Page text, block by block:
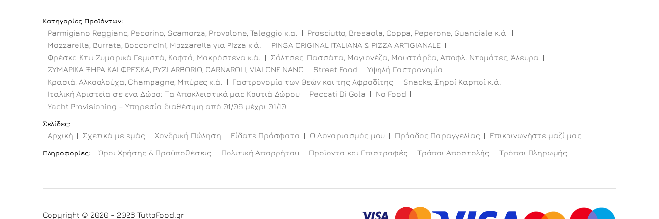
Κατηγορίες Προϊόντων:
Parmigiano Reggiano, Pecorino, Scamorza, Provolone, Taleggio κ.α.
Prosciutto, Bresaola, Coppa, Peperone, Guanciale κ.ά.
Mozzarella, Burrata, Bocconcini, Mozzarella για Pizza κ.ά.
PINSA ORIGINAL ITALIANA & PIZZA ARTIGIANALE
Φρέσκα Κτψ Ζυμαρικά Γεμιστά, Κοφτά, Μακρόστενα κ.ά.
Σάλτσες, Πασσάτα, Μαγιονέζα, Μουστάρδα, Αποφλ. Ντομάτες, Άλευρα
ΖΥΜΑΡΙΚΑ ΞΗΡΑ ΚΑΙ ΦΡΕΣΚΑ, ΡΥΖΙ ARBORIO, CARNAROLI, VIALONE NANO
Street Food
Υψηλή Γαστρονομία
Κρασιά, Αλκοολούχα, Champagne, Μπύρες κ.ά.
Γαστρονομία των Θεών και της Αφροδίτης
Snacks, Ξηροί Καρποί κ.ά.
Ιταλική Αριστεία σε ένα Δώρο: Τα Αποκλειστικά μας Κουτιά Δώρου
Peccati Di Gola
No Food
Yacht Provisioning – Υπηρεσία διαθέσιμη από 01/06 μέχρι 01/10
Σελίδες:
Αρχική Σχετικά με εμάς Χονδρική Πώληση Είδατε Πρόσφατα Ο Λογαριασμός μου Πρόοδος Παραγγελίας Επικοινωνήστε μαζί μας
Πληροφορίες: Όροι Χρήσης & Προϋποθέσεις Πολιτική Απορρήτου Προϊόντα και Επιστροφές Τρόποι Αποστολής Τρόποι Πληρωμής
Copyright © 2020 - 2026 TuttoFood.gr